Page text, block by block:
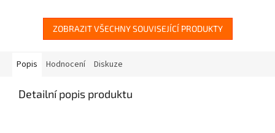
ZOBRAZIT VŠECHNY SOUVISEJÍCÍ PRODUKTY
Popis Hodnocení Diskuze
Detailní popis produktu